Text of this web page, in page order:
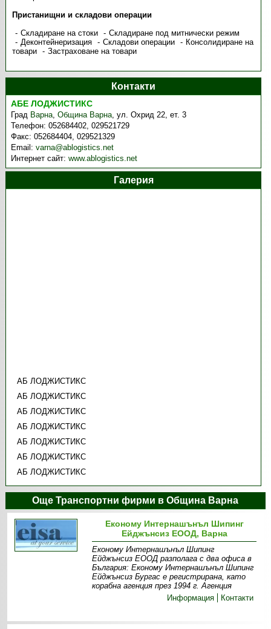
Пристанищни и складови операции
Складиране на стоки
Складиране под митнически режим
Деконтейнеризация
Складови операции
Консолидиране на
товари
Застраховане на товари
Контакти
АБЕ ЛОДЖИСТИКС
Град Варна ,Община Варна ,ул. Охрид 22, ет. 3
Телефон:052684402, 029521729
Факс:052684404, 029521329
Email:varna@ablogistics.net
Интернет сайт:www.ablogistics.net
Галерия
АБ ЛОДЖИСТИКС
АБ ЛОДЖИСТИКС
АБ ЛОДЖИСТИКС
АБ ЛОДЖИСТИКС
АБ ЛОДЖИСТИКС
АБ ЛОДЖИСТИКС
АБ ЛОДЖИСТИКС
Още Транспортни фирми в Община Варна
Економу Интернашънъл Шипинг
Ейджънсиз ЕООД, Варна
Економу Интернашънъл Шипинг
Ейджънсиз ЕООД разполага с два офиса в
България: Економу Интернашънъл Шипинг
Ейджънсиз Бургас е регистрирана, като
корабна агенция през 1994 г. Агенция
Информация
Контакти